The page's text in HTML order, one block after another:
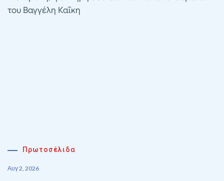
του Βαγγέλη Καΐκη
Πρωτοσέλιδα
Αυγ 2, 2026